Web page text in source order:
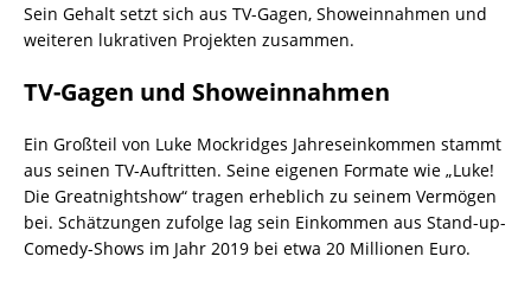
Sein Gehalt setzt sich aus TV-Gagen, Showeinnahmen und
weiteren lukrativen Projekten zusammen.
TV-Gagen und Showeinnahmen
Ein Großteil von Luke Mockridges Jahreseinkommen stammt
aus seinen TV-Auftritten. Seine eigenen Formate wie „Luke!
Die Greatnightshow“ tragen erheblich zu seinem Vermögen
bei. Schätzungen zufolge lag sein Einkommen aus Stand-up-
Comedy-Shows im Jahr 2019 bei etwa 20 Millionen Euro.